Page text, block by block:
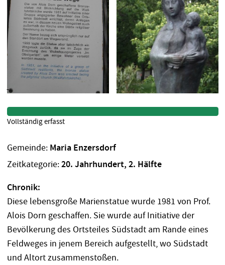
Gemeinde: Maria Enzersdorf
Zeitkategorie:20. Jahrhundert, 2. Hälfte
Chronik:
Diese lebensgroße Marienstatue wurde 1981 von Prof.
Alois Dorn geschaffen. Sie wurde auf Initiative der
Bevölkerung des Ortsteiles Südstadt am Rande eines
Feldweges in jenem Bereich aufgestellt, wo Südstadt
und Altort zusammenstoßen.
Vollständig erfasst